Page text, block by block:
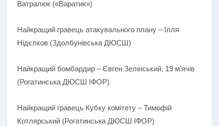
Ватралюк («Варатик»)
Найкращий гравець атакувального плану – Ілля
Нідєлков (Здолбунівська ДЮСШ)
Найкращий бомбардир – Євген Зелінський, 19 м’ячів
(Рогатинська ДЮСШ ІФОР)
Найкращий гравець Кубку комітету – Тимофій
Котлярський (Рогатинська ДЮСШ ІФОР)